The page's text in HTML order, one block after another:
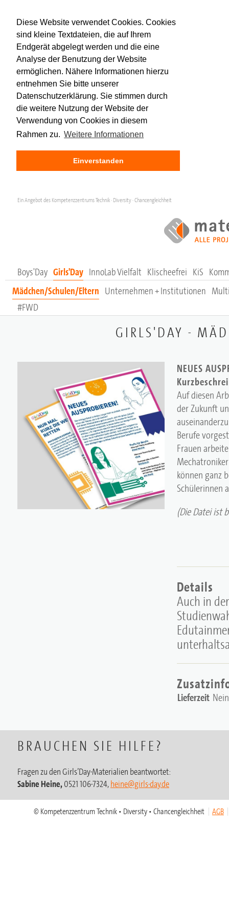
Diese Website verwendet Cookies. Cookies
sind kleine Textdateien, die auf Ihrem
Endgerät abgelegt werden und die eine
Analyse der Benutzung der Website
ermöglichen. Nähere Informationen hierzu
entnehmen Sie bitte unserer
Datenschutzerklärung. Sie stimmen durch
die weitere Nutzung der Website der
Verwendung von Cookies in diesem
Rahmen zu. Weitere Informationen
Einverstanden
Ein Angebot des Kompetenzzentrums Technik · Diversity · Chancengleichheit
Boys'Day Girls'Day
Mädchen/Schulen/Eltern Unternehmen + Institutionen
InnoLab Vielfalt Klischeefrei KiS
#FWD
GIRLS'DAY -
NEUES
Auf diesen
der Zukunft
Berufe
Frauen
können ganz
Schülerinnen
(Die Datei ist
Details
Auch in
Lieferzeit Nein
BRAUCHEN SIE HILFE?
Fragen zu den Girls’Day-Materialien beantwortet:
Sabine Heine,0521 106-7324,heine@girls-day.de
© Kompetenzzentrum Technik • Diversity • Chancengleichheit AGB